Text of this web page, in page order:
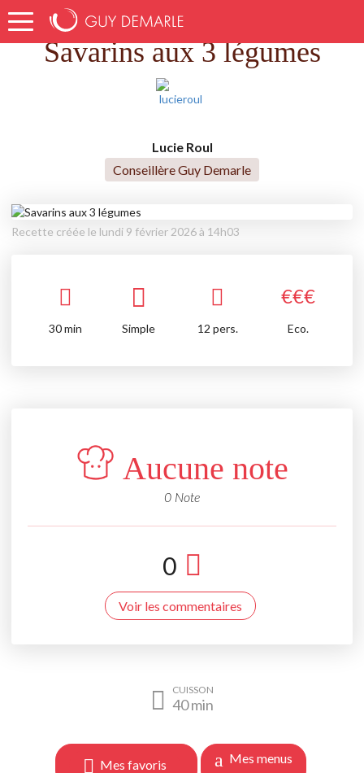
Accueil Recettes Savarins aux 3 légumes
Savarins aux 3 légumes
Lucie Roul
Conseillère Guy Demarle
Recette créée le lundi 9 février 2026 à 14h03
€€€
30min Simple 12 pers. Eco.
Aucune note
0 Note
0
Voir les commentaires
CUISSON
40min
Mes favoris Mes menus